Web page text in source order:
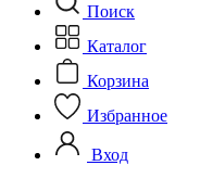
Поиск
Каталог
Корзина
Избранное
Вход